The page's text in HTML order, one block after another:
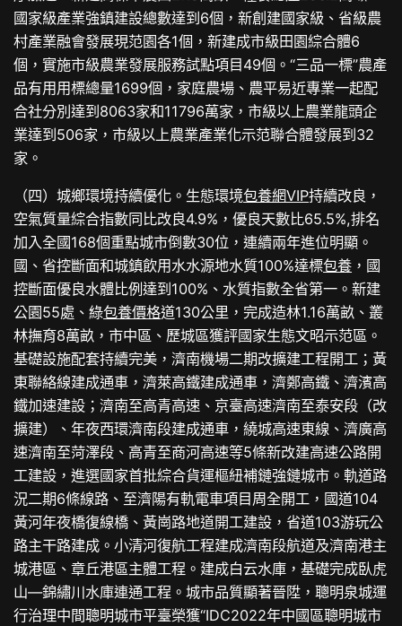
國家級產業強鎮建設總數達到6個，新創建國家級、省級農
村產業融會發展現范園各1個，新建成市級田園綜合體6
個，實施市級農業發展服務試點項目49個。“三品一標”農產
品有用用標總量1699個，家庭農場、農平易近專業一起配
合社分別達到8063家和11796萬家，市級以上農業龍頭企
業達到506家，市級以上農業產業化示范聯合體發展到32
家。
（四）城鄉環境持續優化。生態環境包養網VIP持續改良，
空氣質量綜合指數同比改良4.9%，優良天數比65.5%,排名
加入全國168個重點城市倒數30位，連續兩年進位明顯。
國、省控斷面和城鎮飲用水水源地水質100%達標包養 ，國
控斷面優良水體比例達到100%、水質指數全省第一。新建
公園55處、綠包養價格道130公里，完成造林1.16萬畝、叢
林撫育8萬畝，市中區、歷城區獲評國家生態文昭示范區。
基礎設施配套持續完美，濟南機場二期改擴建工程開工；黃
東聯絡線建成通車，濟萊高鐵建成通車，濟鄭高鐵、濟濱高
鐵加速建設；濟南至高青高速、京臺高速濟南至泰安段（改
擴建）、年夜西環濟南段建成通車，繞城高速東線、濟廣高
速濟南至菏澤段、高青至商河高速等5條新改建高速公路開
工建設，進選國家首批綜合貨運樞紐補鏈強鏈城市。軌道路
況二期6條線路、至濟陽有軌電車項目周全開工，國道104
黃河年夜橋復線橋、黃崗路地道開工建設，省道103游玩公
路主干路建成。小清河復航工程建成濟南段航道及濟南港主
城港區、章丘港區主體工程。建成白云水庫，基礎完成臥虎
山—錦繡川水庫連通工程。城市品質顯著晉陞，聰明泉城運
行治理中間聰明城市平臺榮獲“IDC2022年中國區聰明城市